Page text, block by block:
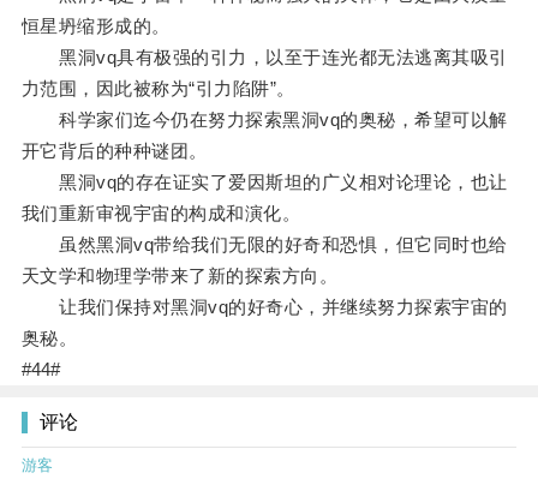
恒星坍缩形成的。
黑洞vq具有极强的引力，以至于连光都无法逃离其吸引
力范围，因此被称为“引力陷阱”。
科学家们迄今仍在努力探索黑洞vq的奥秘，希望可以解
开它背后的种种谜团。
黑洞vq的存在证实了爱因斯坦的广义相对论理论，也让
我们重新审视宇宙的构成和演化。
虽然黑洞vq带给我们无限的好奇和恐惧，但它同时也给
天文学和物理学带来了新的探索方向。
让我们保持对黑洞vq的好奇心，并继续努力探索宇宙的
奥秘。
#44#
评论
游客